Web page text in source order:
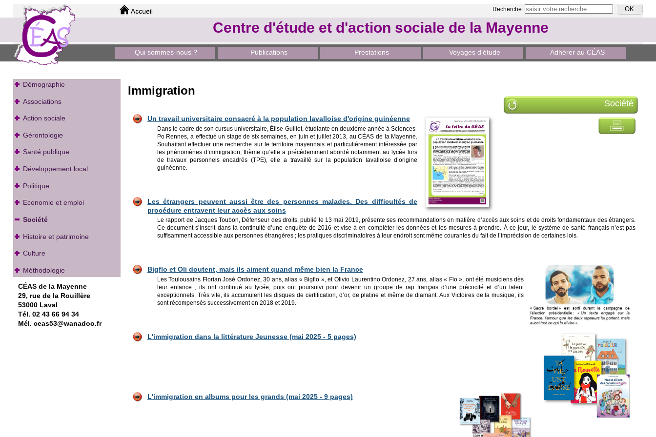
Recherche:
Centre d'étude et d'action sociale de la Mayenne
Qui sommes-nous ? Publications Prestations Voyages d'étude Adhérer au CÉAS
Démographie
Associations
Action sociale
Gérontologie
Santé publique
Développement local
Politique
Economie et emploi
Société
Histoire et patrimoine
Culture
Méthodologie
CÉAS de la Mayenne
29, rue de la Rouillère
53000 Laval
Tél. 02 43 66 94 34
Mél. ceas53@wanadoo.fr
Société
Immigration
Un travail universitaire consacré à la population lavalloise d'origine guinéenne
Dans le cadre de son cursus universitaire, Élise Guillot, étudiante en deuxième année à Sciences-
Po Rennes, a effectué un stage de six semaines, en juin et juillet 2013, au CÉAS de la Mayenne.
Souhaitant effectuer une recherche sur le territoire mayennais et particulièrement intéressée par
les phénomènes d’immigration, thème qu’elle a précédemment abordé notamment au lycée lors
de travaux personnels encadrés (TPE), elle a travaillé sur la population lavalloise d’origine
guinéenne.
Les étrangers peuvent aussi être des personnes malades. Des difficultés de
procédure entravent leur accès aux soins
Le rapport de Jacques Toubon, Défenseur des droits, publié le 13 mai 2019, présente ses recommandations en matière d’accès aux soins et de droits fondamentaux des étrangers.
Ce document s’inscrit dans la continuité d’une enquête de 2016 et vise à en compléter les données et les mesures à prendre. À ce jour, le système de santé français n’est pas
suffisamment accessible aux personnes étrangères ; les pratiques discriminatoires à leur endroit sont même courantes du fait de l’imprécision de certaines lois.
Bigflo et Oli doutent, mais ilsaiment quand même bien la France
Les Toulousains Florian José Ordonez, 30 ans, alias « Bigflo », et Olivio Laurentino Ordonez, 27 ans, alias « Flo », ont été musiciens dès
leur enfance ; ils ont continué au lycée, puis ont poursuivi pour devenir un groupe de rap français d’une précocité et d’un talent
exceptionnels. Très vite, ils accumulent les disques de certification, d’or, de platine et même de diamant. Aux Victoires de la musique, ils
sont récompensés successivement en 2018 et 2019.
L'immigration dans la littérature Jeunesse (mai 2025 - 5 pages)
L'immigration en albums pour les grands (mai 2025 - 9 pages)